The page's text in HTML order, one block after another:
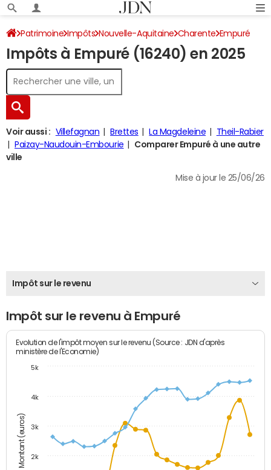
Patrimoine Impôts Nouvelle-Aquitaine Charente Empuré
Impôt sur le revenu
Impôts à Empuré (16240) en 2025
Voir aussi : Villefagnan Brettes La Magdeleine
Theil-Rabier
Paizay-Naudouin-Embourie
Comparer Empuré à une autre
ville
Mise à jour le 25/06/26
Impôt sur le revenu
Impôt sur le revenu à Empuré
Montant (euros)
Evolution de l'impôt moyen sur le revenu (Source : JDN d'après
ministère de l'Economie)
2k
3k
4k
5k